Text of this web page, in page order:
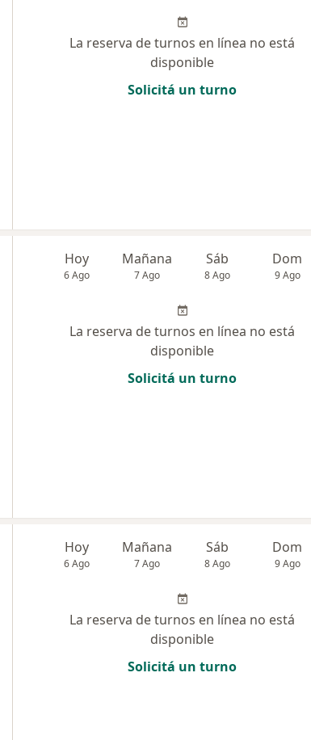
La reserva de turnos en línea no está
disponible
Solicitá un turno
Hoy
6 Ago
Mañana
7 Ago
Sáb
8 Ago
Dom
9 Ago
La reserva de turnos en línea no está
disponible
Solicitá un turno
Hoy
6 Ago
Mañana
7 Ago
Sáb
8 Ago
Dom
9 Ago
La reserva de turnos en línea no está
disponible
Solicitá un turno